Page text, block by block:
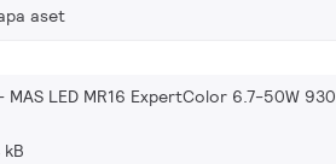
aset
MAS LED MR16 ExpertColor 6.7-50W 930
kB